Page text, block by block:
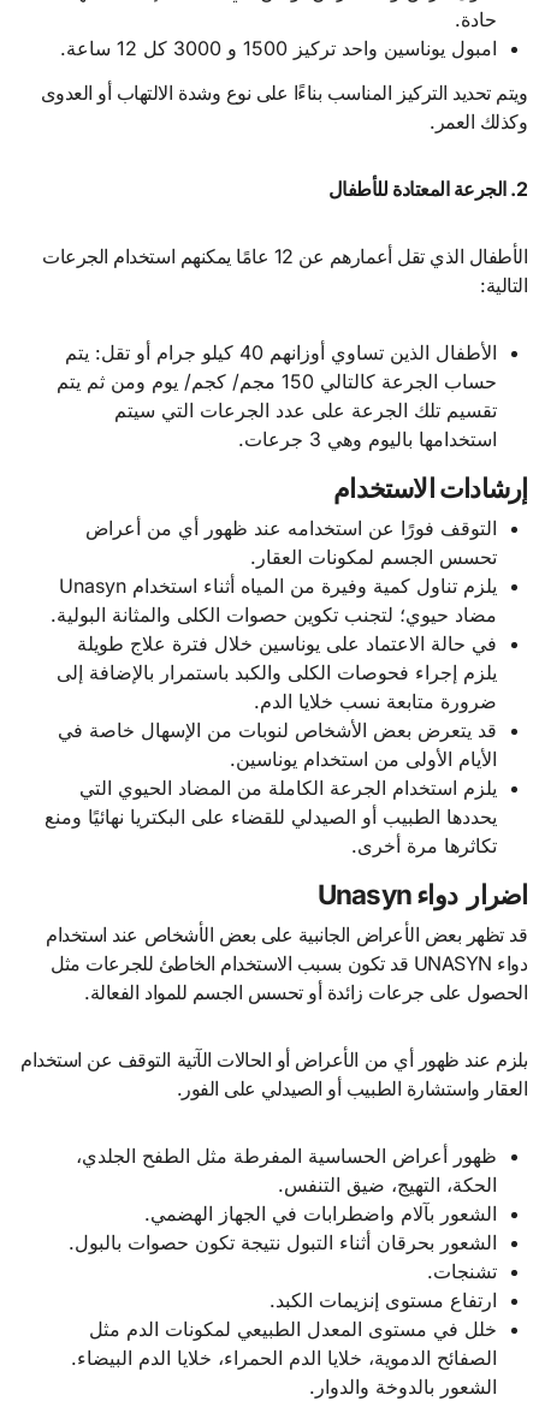
حادة.
امبول يوناسين واحد تركيز 1500 و 3000 كل 12 ساعة.
ويتم تحديد التركيز المناسب بناءًا على نوع وشدة الالتهاب أو العدوى
وكذلك العمر.
2. الجرعة المعتادة للأطفال
الأطفال الذي تقل أعمارهم عن 12 عامًا يمكنهم استخدام الجرعات
التالية:
الأطفال الذين تساوي أوزانهم 40 كيلو جرام أو تقل: يتم
حساب الجرعة كالتالي 150 مجم/ كجم/ يوم ومن ثم يتم
تقسيم تلك الجرعة على عدد الجرعات التي سيتم
استخدامها باليوم وهي 3 جرعات.
إرشادات الاستخدام
التوقف فورًا عن استخدامه عند ظهور أي من أعراض
تحسس الجسم لمكونات العقار.
يلزم تناول كمية وفيرة من المياه أثناء استخدام Unasyn
مضاد حيوي؛ لتجنب تكوين حصوات الكلى والمثانة البولية.
في حالة الاعتماد على يوناسين خلال فترة علاج طويلة
يلزم إجراء فحوصات الكلى والكبد باستمرار بالإضافة إلى
ضرورة متابعة نسب خلايا الدم.
قد يتعرض بعض الأشخاص لنوبات من الإسهال خاصة في
الأيام الأولى من استخدام يوناسين.
يلزم استخدام الجرعة الكاملة من المضاد الحيوي التي
يحددها الطبيب أو الصيدلي للقضاء على البكتريا نهائيًا ومنع
تكاثرها مرة أخرى.
اضرار دواء Unasyn
قد تظهر بعض الأعراض الجانبية على بعض الأشخاص عند استخدام
دواء UNASYN قد تكون بسبب الاستخدام الخاطئ للجرعات مثل
الحصول على جرعات زائدة أو تحسس الجسم للمواد الفعالة.
يلزم عند ظهور أي من الأعراض أو الحالات الآتية التوقف عن استخدام
العقار واستشارة الطبيب أو الصيدلي على الفور.
ظهور أعراض الحساسية المفرطة مثل الطفح الجلدي،
الحكة، التهيج، ضيق التنفس.
الشعور بآلام واضطرابات في الجهاز الهضمي.
الشعور بحرقان أثناء التبول نتيجة تكون حصوات بالبول.
تشنجات.
ارتفاع مستوى إنزيمات الكبد.
خلل في مستوى المعدل الطبيعي لمكونات الدم مثل
الصفائح الدموية، خلايا الدم الحمراء، خلايا الدم البيضاء.
الشعور بالدوخة والدوار.